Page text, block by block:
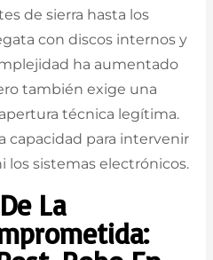
de sierra hasta los
con discos internos y
ha aumentado
también exige una
técnica legítima.
capacidad para intervenir
los sistemas electrónicos.
La